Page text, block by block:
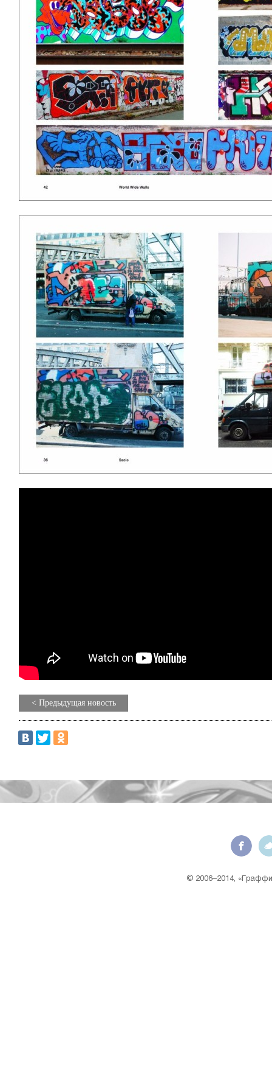
< Предыдущая новость
© 2006–2014,